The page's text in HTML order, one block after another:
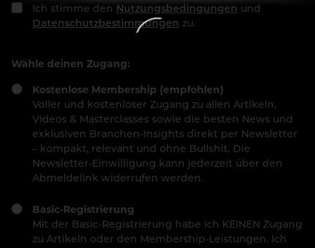
Ich stimme den Nutzungsbedingungen und
Datenschutzbestimmungen zu.
Wähle deinen Zugang:
Kostenlose Membership (empfohlen)
Voller und kostenloser Zugang zu allen Artikeln,
Videos & Masterclasses sowie die besten News und
exklusiven Branchen-Insights direkt per Newsletter
– kompakt, relevant und ohne Bullshit. Die
Newsletter-Einwilligung kann jederzeit über den
Abmeldelink widerrufen werden.
Basic-Registrierung
Mit der Basic-Registrierung habe ich KEINEN Zugang
zu Artikeln oder den Membership-Leistungen. Ich